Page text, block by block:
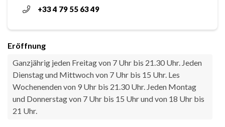
+33 4 79 55 63 49
Eröffnung
Ganzjährig jeden Freitag von 7 Uhr bis 21.30 Uhr. Jeden
Dienstag und Mittwoch von 7 Uhr bis 15 Uhr. Les
Wochenenden von 9 Uhr bis 21.30 Uhr. Jeden Montag
und Donnerstag von 7 Uhr bis 15 Uhr und von 18 Uhr bis
21 Uhr.